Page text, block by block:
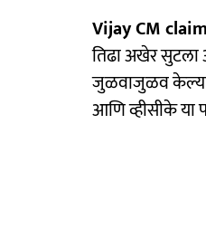
Vijay CM
तिढा अखेर सुटला
जुळवाजुळव
आणि व्हीसीके या